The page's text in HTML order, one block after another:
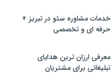
خدمات مشاوره سئو در تبریز +
حرفه ای و تخصصی
معرفی ارزان ترین هدایای
تبلیغاتی برای مشتریان